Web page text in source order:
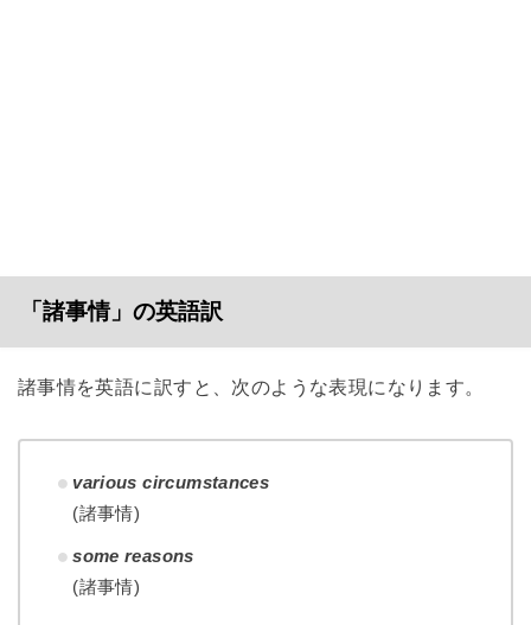
「諸事情」の英語訳
諸事情を英語に訳すと、次のような表現になります。
various circumstances
(諸事情)
some reasons
(諸事情)